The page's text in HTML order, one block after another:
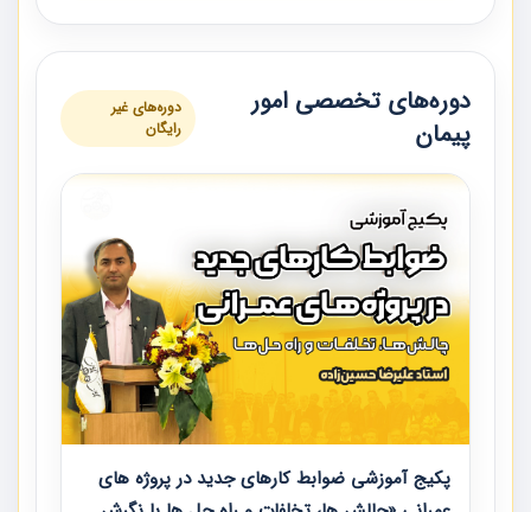
دوره‌های تخصصی امور
پیمان
دوره‌های غیر
رایگان
پکیج آموزشی ضوابط کارهای جدید در پروژه های